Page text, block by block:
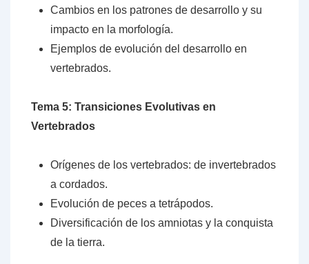
Cambios en los patrones de desarrollo y su
impacto en la morfología.
Ejemplos de evolución del desarrollo en
vertebrados.
Tema 5: Transiciones Evolutivas en
Vertebrados
Orígenes de los vertebrados: de invertebrados
a cordados.
Evolución de peces a tetrápodos.
Diversificación de los amniotas y la conquista
de la tierra.